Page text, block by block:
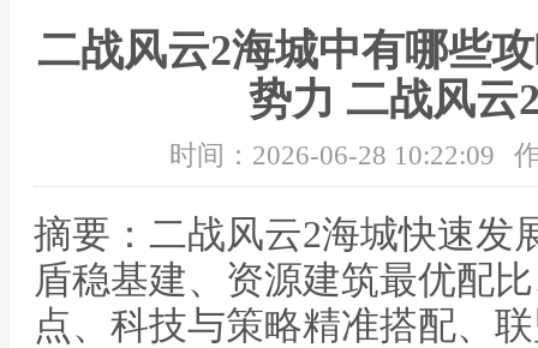
二战风云2海城中有哪些
势力 二战风云
时间：2026-06-28 10:22:09
摘要：二战风云2海城快速发
盾稳基建、资源建筑最优配
点、科技与策略精准搭配、